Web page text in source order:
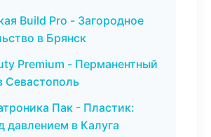
Build Pro - Загородное
в Брянск
Premium - Перманентный
Севастополь
Пак - Пластик:
давлением в Калуга